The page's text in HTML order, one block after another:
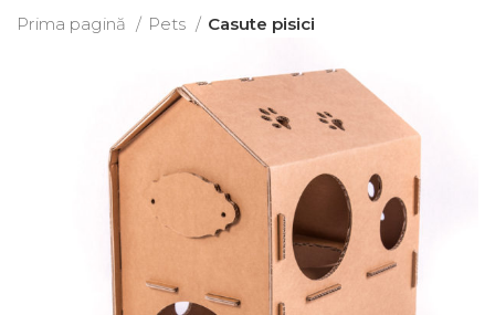
Prima pagină Pets Casute pisici